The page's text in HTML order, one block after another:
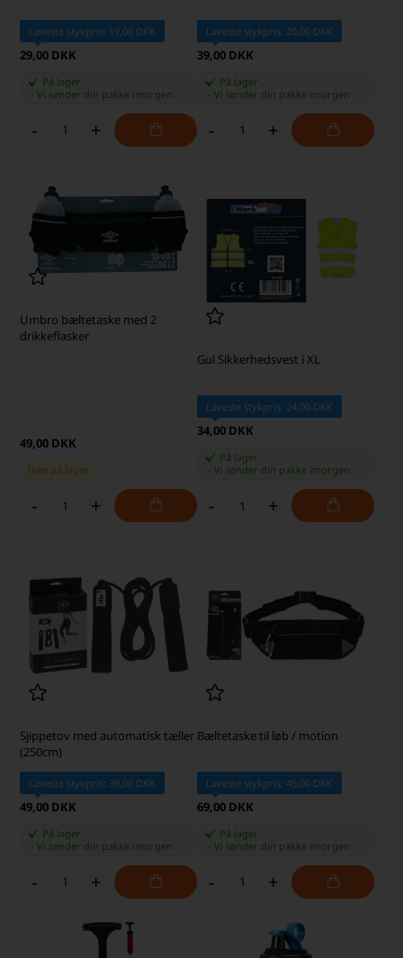
Laveste stykpris: 19,00 DKK
29,00 DKK
På lager
-Vi sender din pakke imorgen
- +
Laveste stykpris: 20,00 DKK
39,00 DKK
På lager
Vi sender din pakke imorgen
- +
Umbro bæltetaske med 2
drikkeflasker
49,00 DKK
Ikke på lager
- +
Gul Sikkerhedsvest i XL
Laveste stykpris: 24,00 DKK
34,00 DKK
På lager
Vi sender din pakke imorgen
- +
Sjippetov med automatisk tæller
(250cm)
Laveste stykpris: 39,00 DKK
49,00 DKK
På lager
-Vi sender din pakke imorgen
- +
Bæltetaske til løb / motion
Laveste stykpris: 45,00 DKK
69,00 DKK
På lager
Vi sender din pakke imorgen
- +